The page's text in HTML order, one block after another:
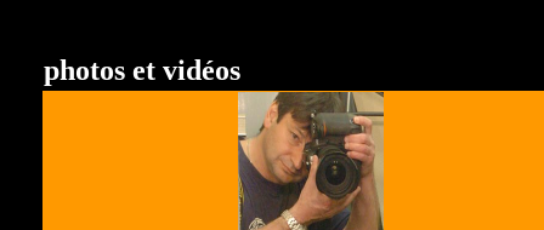
photos et vidéos